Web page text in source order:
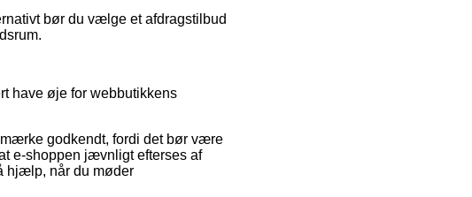
bør du vælge et afdragstilbud
have øje for webbutikkens
godkendt, fordi det bør være
e-shoppen jævnligt efterses af
hjælp, når du møder